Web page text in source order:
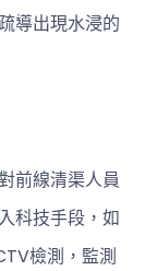
導出現水浸的
前線清渠人員
科技手段，如
檢測，監測